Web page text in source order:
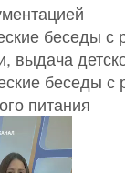
беседы
выдача
беседы
питания